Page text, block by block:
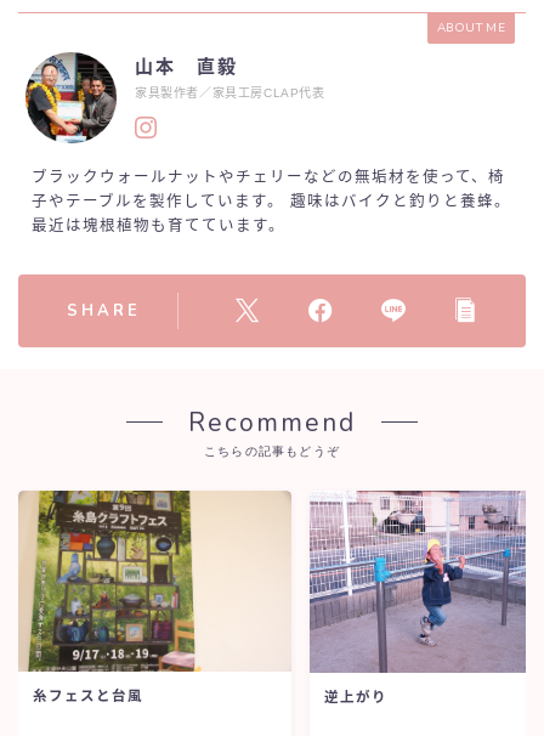
ABOUT ME
山本 直毅
家具製作者／家具工房CLAP代表
ブラックウォールナットやチェリーなどの無垢材を使って、椅
子やテーブルを製作しています。 趣味はバイクと釣りと養蜂。
最近は塊根植物も育てています。
SHARE
Recommend
こちらの記事もどうぞ
糸フェスと台風 逆上がり